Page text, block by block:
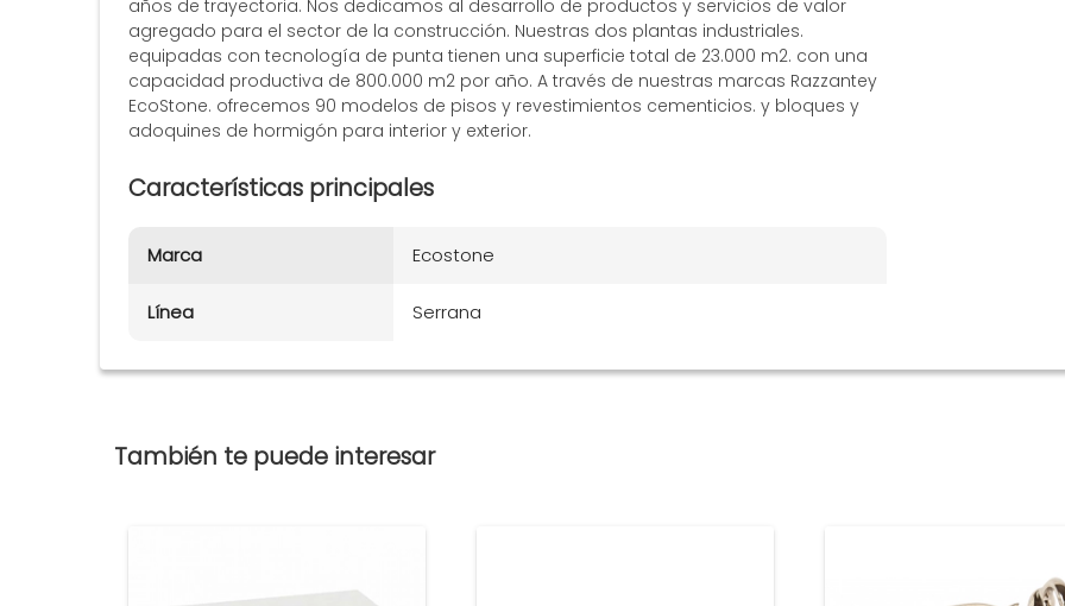
años de trayectoria. Nos dedicamos al desarrollo de productos y servicios de valor
agregado para el sector de la construcción. Nuestras dos plantas industriales.
equipadas con tecnología de punta tienen una superficie total de 23.000 m2. con una
capacidad productiva de 800.000 m2 por año. A través de nuestras marcas Razzantey
EcoStone. ofrecemos 90 modelos de pisos y revestimientos cementicios. y bloques y
adoquines de hormigón para interior y exterior.
Características principales
Marca Ecostone
Línea Serrana
También te puede interesar